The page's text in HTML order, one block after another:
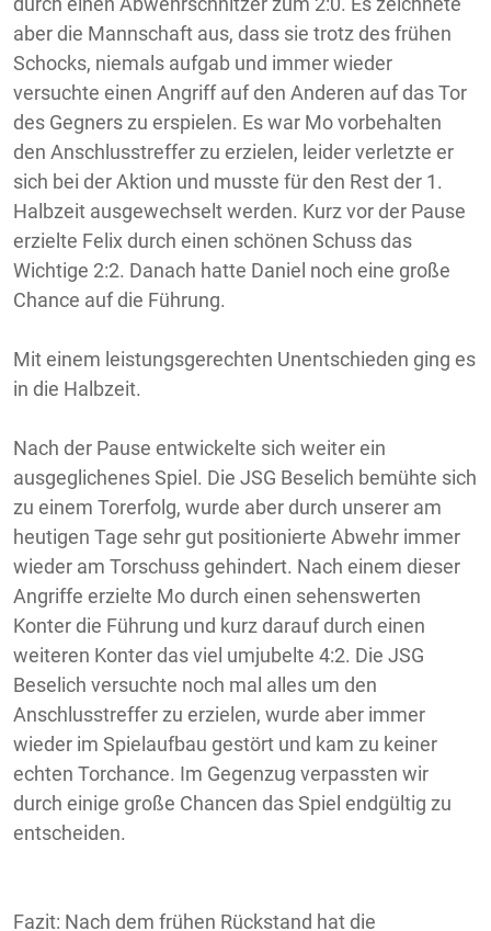
aber die Mannschaft aus, dass sie trotz des frühen
Schocks, niemals aufgab und immer wieder
versuchte einen Angriff auf den Anderen auf das Tor
des Gegners zu erspielen. Es war Mo vorbehalten
den Anschlusstreffer zu erzielen, leider verletzte er
sich bei der Aktion und musste für den Rest der 1.
Halbzeit ausgewechselt werden. Kurz vor der Pause
erzielte Felix durch einen schönen Schuss das
Wichtige 2:2. Danach hatte Daniel noch eine große
Chance auf die Führung.
Mit einem leistungsgerechten Unentschieden ging es
in die Halbzeit.
Nach der Pause entwickelte sich weiter ein
ausgeglichenes Spiel. Die JSG Beselich bemühte sich
zu einem Torerfolg, wurde aber durch unserer am
heutigen Tage sehr gut positionierte Abwehr immer
wieder am Torschuss gehindert. Nach einem dieser
Angriffe erzielte Mo durch einen sehenswerten
Konter die Führung und kurz darauf durch einen
weiteren Konter das viel umjubelte 4:2. Die JSG
Beselich versuchte noch mal alles um den
Anschlusstreffer zu erzielen, wurde aber immer
wieder im Spielaufbau gestört und kam zu keiner
echten Torchance. Im Gegenzug verpassten wir
durch einige große Chancen das Spiel endgültig zu
entscheiden.
Fazit: Nach dem frühen Rückstand hat die